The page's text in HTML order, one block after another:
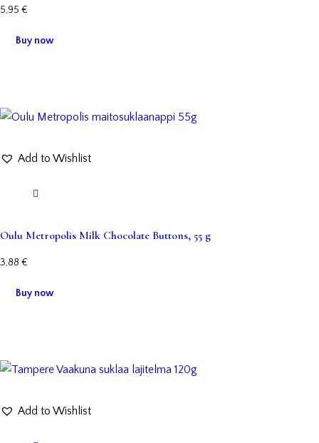
5,95 €
Buy now
Add to Wishlist
Oulu Metropolis Milk Chocolate Buttons, 55 g
3,88 €
Buy now
Add to Wishlist